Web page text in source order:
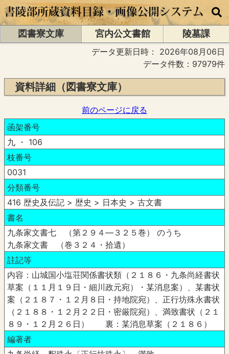
図書寮文庫 宮内公文書館
陵墓課
データ更新日時： 2026年08月06日
データ件数：97979件
資料詳細（図書寮文庫）
前のページに戻る
函架番号
九 ・ 106
枝番号
0031
分類番号
416 歴史及伝記 > 歴史 > 日本史 > 古文書
書名
九条家文書七 （第２９４―３２５巻） のうち
九条家文書 （巻３２４・拾遺）
註記等
内容：山城国小塩荘関係書状類（２１８６・九条尚経書状
草案（１１月１９日・細川政元宛）・某消息案）、某書状
案（２１８７・１２月８日・持地院宛）、正行坊殊永書状
（２１８８・１２月２２日・密厳院宛）、満致書状（２１
８９・１２月２６日） 裏：某消息草案（２１８６）
編著者